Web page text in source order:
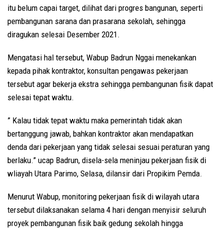
itu belum capai target, dilihat dari progres bangunan, seperti
pembangunan sarana dan prasarana sekolah, sehingga
diragukan selesai Desember 2021.
Mengatasi hal tersebut, Wabup Badrun Nggai menekankan
kepada pihak kontraktor, konsultan pengawas pekerjaan
tersebut agar bekerja ekstra sehingga pembangunan fisik dapat
selesai tepat waktu.
” Kalau tidak tepat waktu maka pemerintah tidak akan
bertanggung jawab, bahkan kontraktor akan mendapatkan
denda dari pekerjaan yang tidak selesai sesuai peraturan yang
berlaku.” ucap Badrun, disela-sela meninjau pekerjaan fisik di
wliayah Utara Parimo, Selasa, dilansir dari Propikim Pemda.
Menurut Wabup, monitoring pekerjaan fisik di wilayah utara
tersebut dilaksanakan selama 4 hari dengan menyisir seluruh
proyek pembangunan fisik baik gedung sekolah hingga